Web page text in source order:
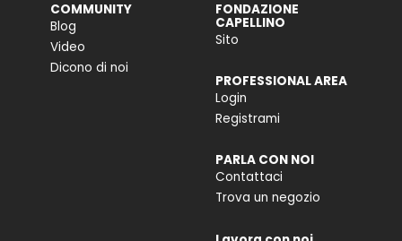
COMMUNITY
Blog
Video
Dicono di noi
FONDAZIONE
CAPELLINO
Sito
PROFESSIONAL AREA
Login
Registrami
PARLA CON NOI
Contattaci
Trova un negozio